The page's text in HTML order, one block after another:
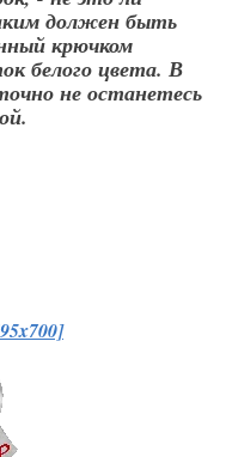
должен быть
крючком
белого цвета. В
не останетесь